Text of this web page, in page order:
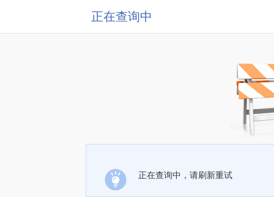
正在查询中
正在查询中，请刷新重试